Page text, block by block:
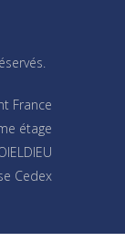
France
étage
Cedex